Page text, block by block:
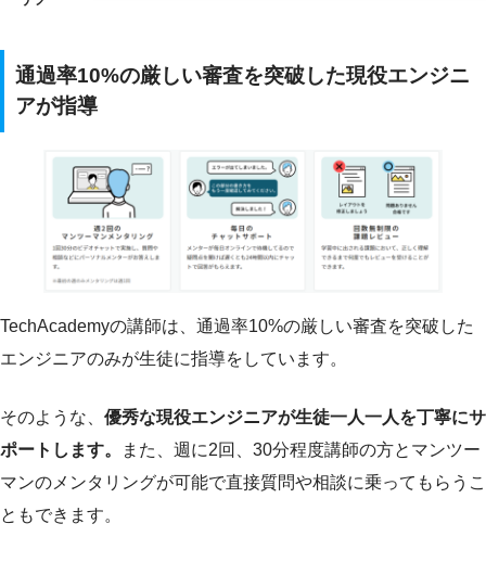
通過率10%の厳しい審査を突破した現役エンジニ
アが指導
TechAcademyの講師は、通過率10%の厳しい審査を突破した
エンジニアのみが生徒に指導をしています。
そのような、 優秀な現役エンジニアが生徒一人一人を丁寧にサ
ポートします。
また、週に2回、30分程度講師の方とマンツー
マンのメンタリングが可能で直接質問や相談に乗ってもらうこ
ともできます。